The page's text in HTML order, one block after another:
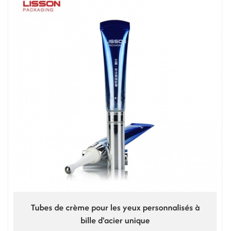
Tubes de crème pour les yeux personnalisés à
bille d'acier unique